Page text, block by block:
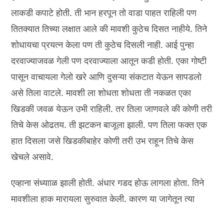
लाकडी कपाटे होती. ती भान हरपून तो वाडा पाहत राहिली पण
तितक्यात तिच्या लक्षात आले की मावशी कुठेच दिसत नाहीये. तिने
शोधायचा प्रयत्न केला पण ती कुठेच दिसली नाही. आई पुन्हा
दरवाज्याजवळ गेली पण दरवाज्याला आतून कडी होती. एका गोष्टी
पासून वाचायला गेलो खरे आणि दुसऱ्या संकटात येऊन सापडलो
असे तिला वाटले. मावशी ला शोधता शोधता ती नकळत एका
खिडकी जवळ येऊन उभी राहिली. तर तिला जाणवले की कोणी तरी
तिचे केस ओढतय. ती झटकन बाजूला झाली. पण तिला फक्त एक
हात दिसला जसे खिडकीबाहेर कोणी तरी उभ राहून तिचे केस
खेचले असावे.
एव्हाना संध्यााळ झाली होती. अंधार गडद होऊ लागला होता. तिने
मावशीला हाक मारायला सुरुवात केली. कारण या जागेतून त्या